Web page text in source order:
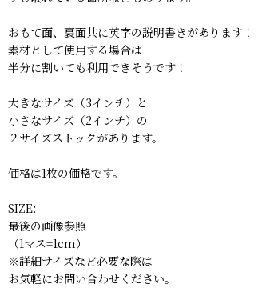
おもて面、裏面共に英字の説明書きがあります！
素材として使用する場合は
半分に割いても利用できそうです！
大きなサイズ（3インチ）と
小さなサイズ（2インチ）の
２サイズストックがあります。
価格は1枚の価格です。
SIZE:
最後の画像参照
（1マス=1cm）
※詳細サイズなど必要な際は
お気軽にお問い合わせください。